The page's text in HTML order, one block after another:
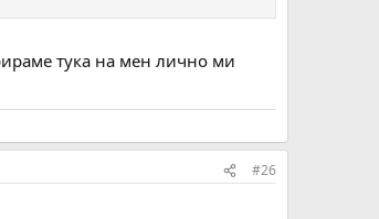
тука на мен лично ми
#26